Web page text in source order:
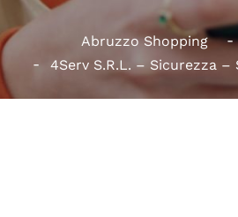
Abruzzo Shopping
4Serv S.R.L. – Sicurezza –